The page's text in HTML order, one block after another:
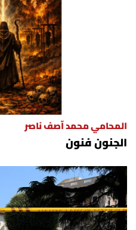
المحامي محمد آصف ناصر
الجنون فنون